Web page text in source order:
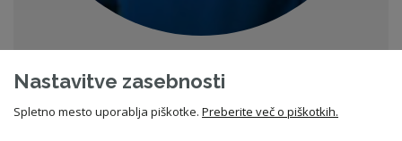
pomočnica izvršne direktorice
Združenje nadzornikov Slovenije
01 530 86 44
Nastavitve zasebnosti
Spletno mesto uporablja piškotke. Preberite več o piškotkih.